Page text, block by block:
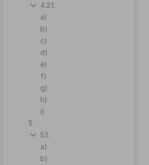
4.2.1.
a)
b)
c)
d)
e)
f)
g)
h)
i)
5.
5.1.
a)
b)